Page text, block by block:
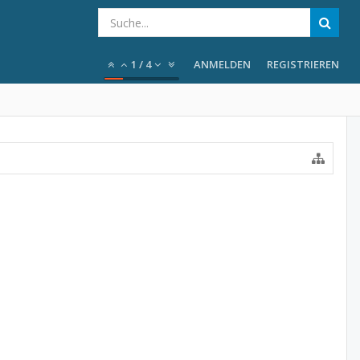
1 / 4 ANMELDEN REGISTRIEREN